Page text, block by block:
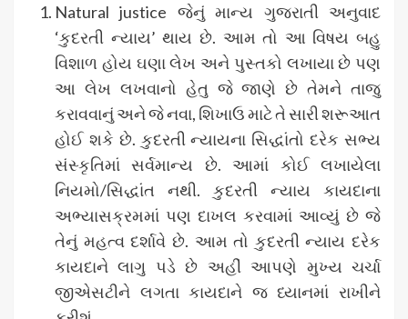
Natural justice જેનું માન્ય ગુજરાતી અનુવાદ
‘કુદરતી ન્યાય’ થાય છે. આમ તો આ વિષય બહુ
વિશાળ હોય ઘણા લેખ અને પુસ્તકો લખાયા છે પણ
આ લેખ લખવાનો હેતુ જે જાણે છે તેમને તાજુ
કરાવવાનું અને જે નવા, શિખાઉ માટે તે સારી શરૂઆત
હોઈ શકે છે. કુદરતી ન્યાયના સિદ્ધાંતો દરેક સભ્ય
સંસ્કૃતિમાં સર્વમાન્ય છે. આમાં કોઈ લખાયેલા
નિયમો/સિદ્ધાંત નથી. કુદરતી ન્યાય કાયદાના
અભ્યાસક્રમમાં પણ દાખલ કરવામાં આવ્યું છે જે
તેનું મહત્વ દર્શાવે છે. આમ તો કુદરતી ન્યાય દરેક
કાયદાને લાગુ પડે છે અહીં આપણે મુખ્ય ચર્ચા
જીએસટીને લગતા કાયદાને જ ધ્યાનમાં રાખીને